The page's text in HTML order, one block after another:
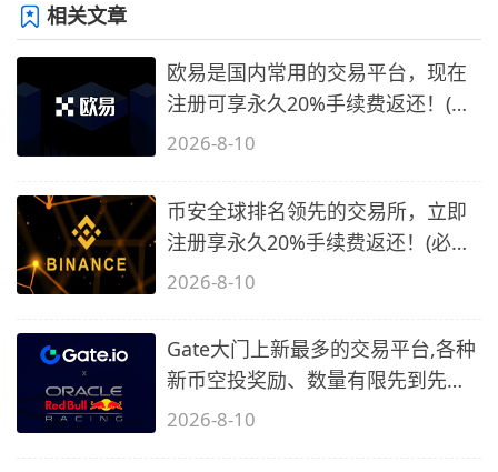
相关文章
欧易是国内常用的交易平台，现在
注册可享永久20%手续费返还！(必
备1)
2026-8-10
币安全球排名领先的交易所，立即
注册享永久20%手续费返还！(必备
2)
2026-8-10
Gate大门上新最多的交易平台,各种
新币空投奖励、数量有限先到先
得…
2026-8-10